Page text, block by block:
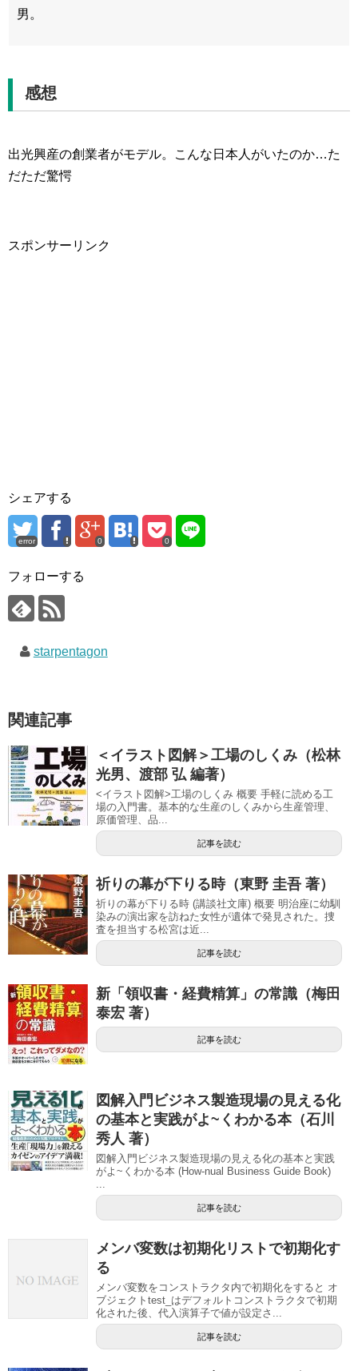
男。
感想
出光興産の創業者がモデル。こんな日本人がいたのか…た
だただ驚愕
スポンサーリンク
シェアする
error 0 0
フォローする
starpentagon
関連記事
＜イラスト図解＞工場のしくみ（松林
光男、渡部 弘 編著）
<イラスト図解>工場のしくみ 概要 手軽に読める工
場の入門書。基本的な生産のしくみから生産管理、
原価管理、品...
記事を読む
祈りの幕が下りる時（東野 圭吾 著）
祈りの幕が下りる時 (講談社文庫) 概要 明治座に幼馴
染みの演出家を訪ねた女性が遺体で発見された。捜
査を担当する松宮は近...
記事を読む
新「領収書・経費精算」の常識（梅田
泰宏 著）
記事を読む
図解入門ビジネス製造現場の見える化
の基本と実践がよ~くわかる本（石川
秀人 著）
図解入門ビジネス製造現場の見える化の基本と実践
がよ~くわかる本 (How‐nual Business Guide Book)
記事を読む
メンバ変数は初期化リストで初期化す
る
メンバ変数をコンストラクタ内で初期化をすると オ
ブジェクトtest_はデフォルトコンストラクタで初期
化された後、代入演算子で値が設定さ...
記事を読む